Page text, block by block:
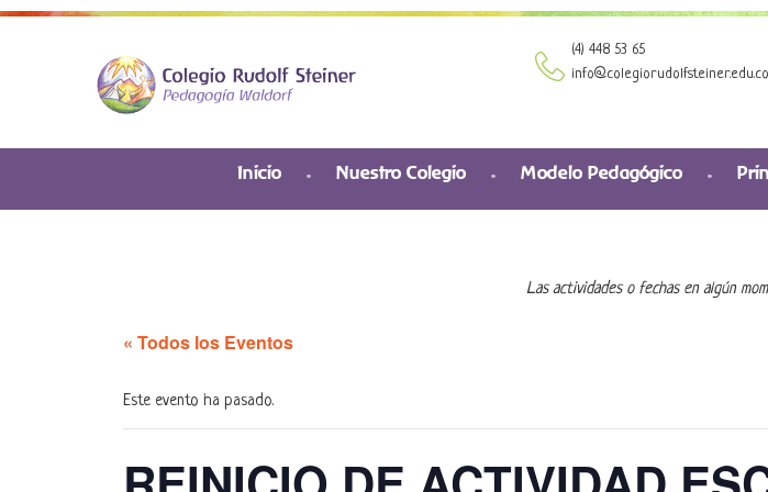
(4) 448 53 65
info@colegiorudolfsteiner.edu.co
Inicio Nuestro Colegio Modelo Pedagógico
Las actividades o fechas en algún
« Todos los Eventos
Este evento ha pasado.